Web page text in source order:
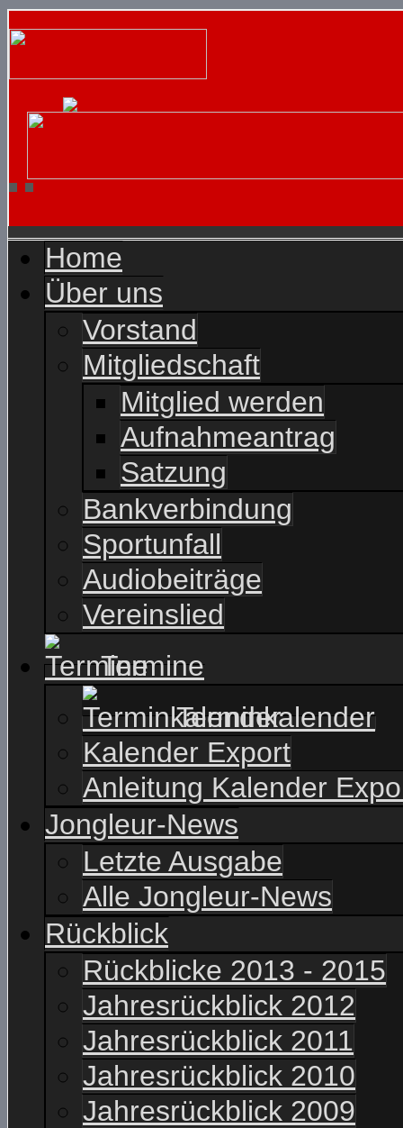
Home
Über uns
Vorstand
Mitgliedschaft
Mitglied werden
Aufnahmeantrag
Satzung
Bankverbindung
Sportunfall
Audiobeiträge
Vereinslied
Termine
Terminkalender
Kalender Export
Anleitung Kalender
Jongleur-News
Letzte Ausgabe
Alle Jongleur-News
Rückblick
Rückblicke 2013 - 2015
Jahresrückblick 2012
Jahresrückblick 2011
Jahresrückblick 2010
Jahresrückblick 2009